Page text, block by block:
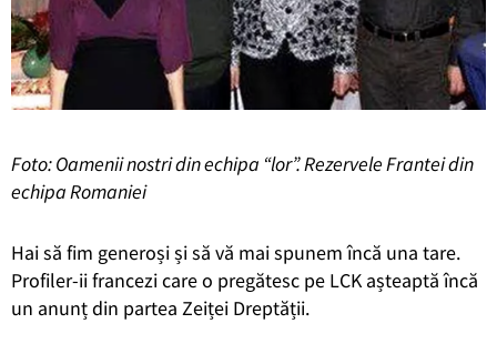
Foto: Oamenii nostri din echipa “lor”. Rezervele Frantei din
echipa Romaniei
Hai să fim generoși și să vă mai spunem încă una tare.
Profiler-ii francezi care o pregătesc pe LCK așteaptă încă
un anunț din partea Zeiței Dreptății.